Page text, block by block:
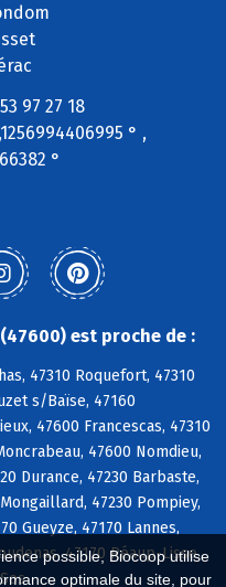
possible, Biocoop utilise
optimale du site, pour
97 27 18
° ,
°
est proche de :
47310 Roquefort, 47310
s/Baïse, 47160
47600 Francescas, 47310
47600 Nomdieu,
Durance, 47230 Barbaste,
47230 Pompiey,
Gueyze, 47170 Lannes,
47170 Réaup-Lisse,